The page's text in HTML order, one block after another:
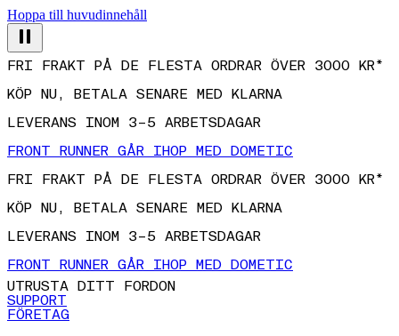
Hoppa till huvudinnehåll
FRI FRAKT PÅ DE FLESTA ORDRAR ÖVER 3000 KR*
KÖP NU, BETALA SENARE MED KLARNA
LEVERANS INOM 3–5 ARBETSDAGAR
FRONT RUNNER GÅR IHOP MED DOMETIC
FRI FRAKT PÅ DE FLESTA ORDRAR ÖVER 3000 KR*
KÖP NU, BETALA SENARE MED KLARNA
LEVERANS INOM 3–5 ARBETSDAGAR
FRONT RUNNER GÅR IHOP MED DOMETIC
UTRUSTA DITT FORDON
SUPPORT
FÖRETAG